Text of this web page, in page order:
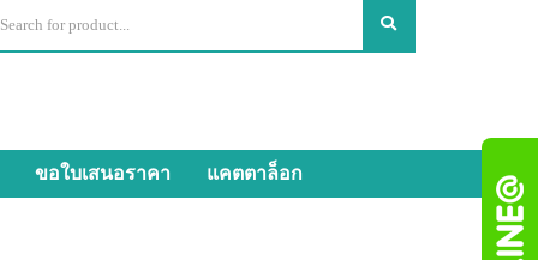
ขอใบเสนอราคา แคตตาล็อก